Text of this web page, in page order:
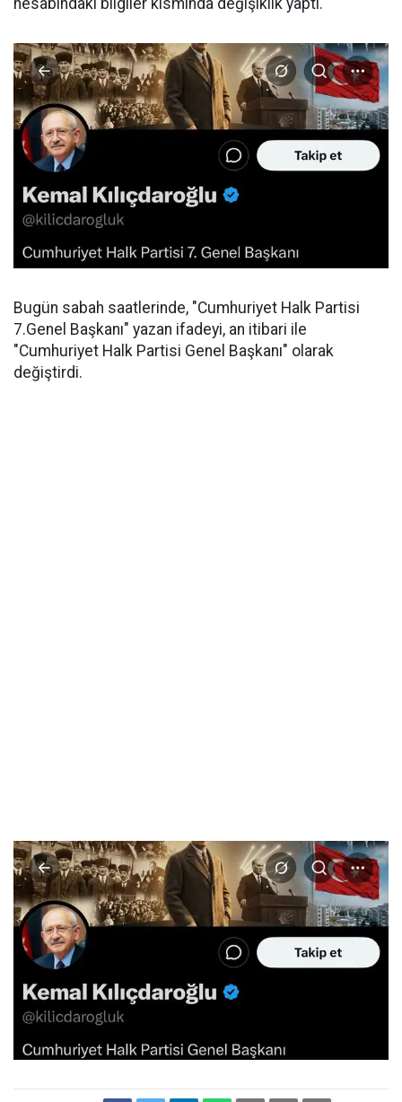
hesabındaki bilgiler kısmında değişiklik yaptı.
Bugün sabah saatlerinde, "Cumhuriyet Halk Partisi
7.Genel Başkanı" yazan ifadeyi, an itibari ile
"Cumhuriyet Halk Partisi Genel Başkanı" olarak
değiştirdi.